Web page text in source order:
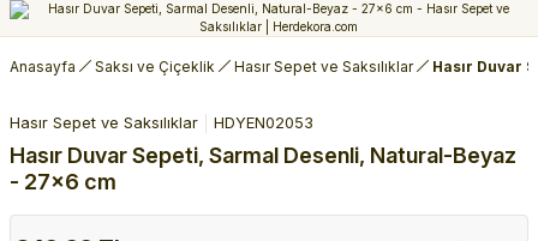
Anasayfa Saksı ve Çiçeklik Hasır Sepet ve Saksılıklar Hasır Duvar
Hasır Sepet ve Saksılıklar HDYEN02053
Hasır Duvar Sepeti, Sarmal Desenli, Natural-Beyaz
- 27x6 cm